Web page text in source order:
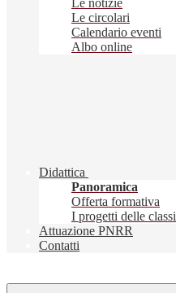
Le notizie
Le circolari
Calendario eventi
Albo online
Didattica
Panoramica
Offerta formativa
I progetti delle classi
Attuazione PNRR
Contatti